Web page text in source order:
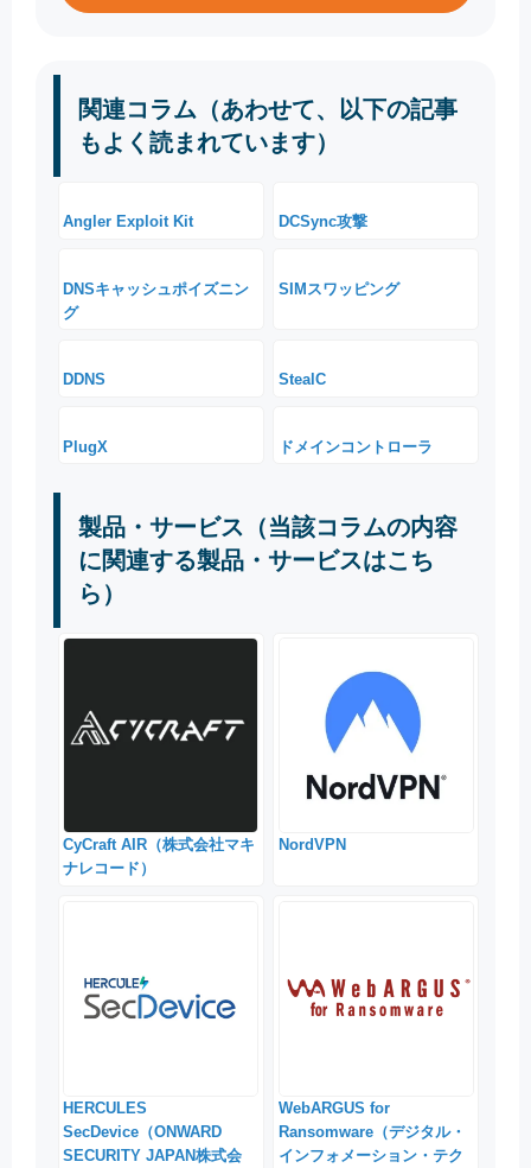
関連コラム（あわせて、以下の記事
もよく読まれています）
Angler Exploit Kit DCSync攻撃
DNSキャッシュポイズニン
グ
SIMスワッピング
DDNS StealC
PlugX ドメインコントローラ
製品・サービス（当該コラムの内容
に関連する製品・サービスはこち
ら）
CyCraft AIR（株式会社マキ
ナレコード）
NordVPN
HERCULES
SecDevice（ONWARD
SECURITY JAPAN株式会
WebARGUS for
Ransomware（デジタル・
インフォメーション・テク